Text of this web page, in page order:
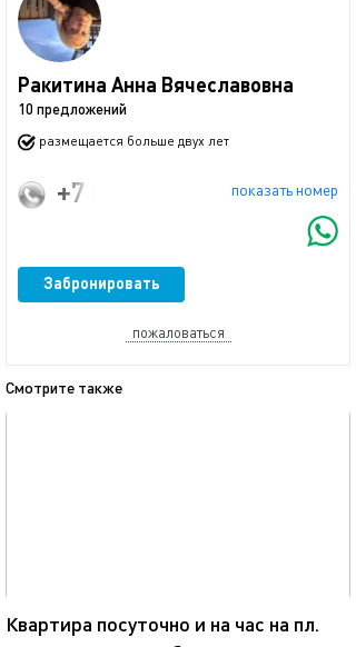
Ракитина Анна Вячеславовна
10 предложений
размещается больше двух лет
показать номер
+7 (983) 121-32-10
Забронировать
пожаловаться
Смотрите также
Квартира посуточно и на час на пл.